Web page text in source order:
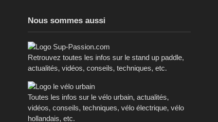
Nous sommes aussi
Retrouvez toutes les infos sur le stand up paddle,
actualités, vidéos, conseils, techniques, etc.
Toutes les infos sur le vélo urbain, actualités,
vidéos, conseils, techniques, vélo électrique, vélo
hollandais, etc.